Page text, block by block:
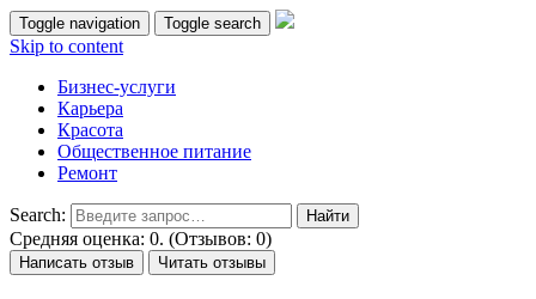
Toggle navigation Toggle search
Skip to content
Бизнес-услуги
Карьера
Красота
Общественное питание
Ремонт
Search:
Средняя оценка: 0. (Отзывов: 0)
Написать отзыв Читать отзывы